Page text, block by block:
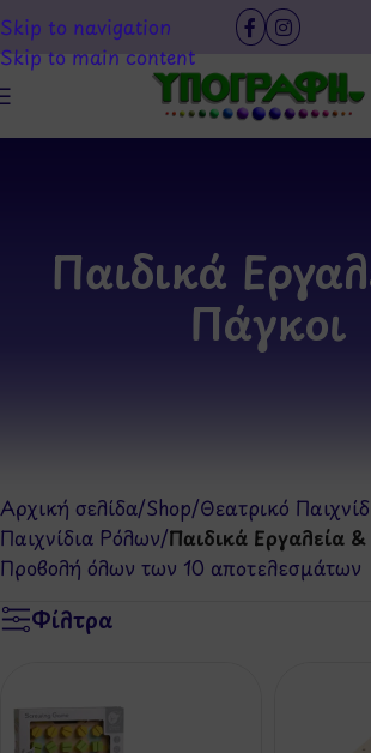
Skip to navigation
Skip to main content
Παιδικά
Πάγκοι
Αρχική σελίδα/Shop/Θεατρικό
Παιχνίδια Ρόλων/Παιδικά Εργαλεία
Προβολή όλων των 10 αποτελεσμάτων
Φίλτρα